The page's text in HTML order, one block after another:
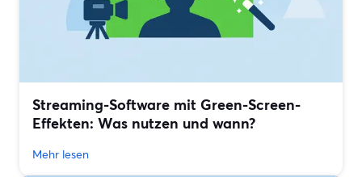
Streaming-Software mit Green-Screen-
Effekten: Was nutzen und wann?
Mehr lesen